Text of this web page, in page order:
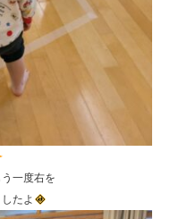
一度右を
たよ